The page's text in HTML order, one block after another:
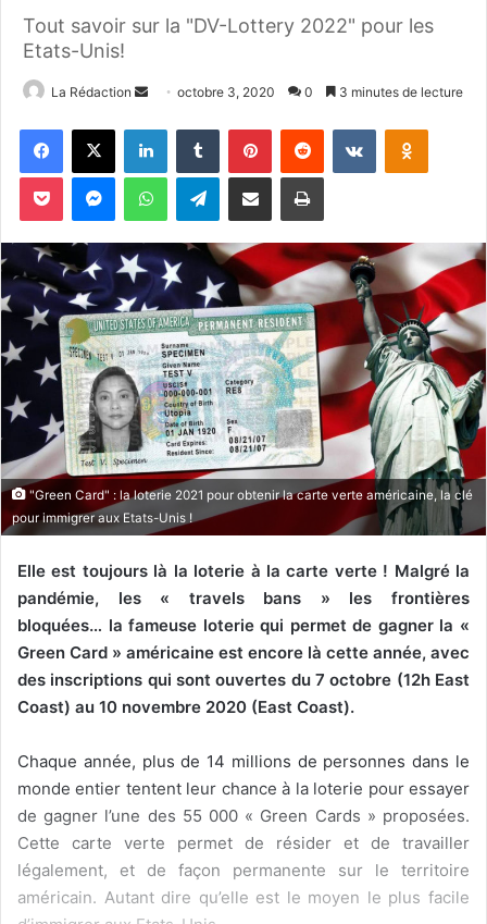
Tout savoir sur la "DV-Lottery 2022" pour les
Etats-Unis!
La Rédaction
v
o
y
e
r
u
n
c
o
u
r
r
i
e
octobre 3, 2020 0 3 minutes de lecture
Telegram
"Green Card" : la loterie 2021 pour obtenir la carte verte américaine, la clé
pour immigrer aux Etats-Unis !
Elle est toujours là la loterie à la carte verte ! Malgré la
pandémie, les « travelsbans » les frontières
bloquées… la fameuse loteriequi permet de gagner la «
Green Card » américaine est encore là cette année, avec
des inscriptions qui sont ouvertes du 7 octobre (12h East
Coast) au 10 novembre 2020 (East Coast).
Chaque année, plus de 14 millions de personnes dans le
monde entier tentent leur chance à la loterie pour essayer
de gagner l’une des 55 000 « Green Cards » proposées.
Cette carte verte permet de résider et de travailler
légalement, et de façon permanente sur le territoire
américain. Autant dire qu’elle est le moyen le plus facile